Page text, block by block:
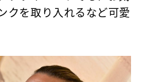
クを取り入れるなど可愛